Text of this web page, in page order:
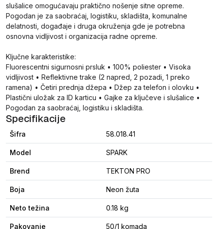
slušalice omogućavaju praktično nošenje sitne opreme.
Pogodan je za saobraćaj, logistiku, skladišta, komunalne
delatnosti, događaje i druga okruženja gde je potrebna
osnovna vidljivost i organizacija radne opreme.
Ključne karakteristike:
Fluorescentni sigurnosni prsluk • 100% poliester • Visoka
vidljivost • Reflektivne trake (2 napred, 2 pozadi, 1 preko
ramena) • Četiri prednja džepa • Džep za telefon i olovku •
Plastični uložak za ID karticu • Gajke za ključeve i slušalice •
Pogodan za saobraćaj, logistiku i skladišta.
Specifikacije
Šifra 58.018.41
Model SPARK
Brend TEKTON PRO
Boja Neon žuta
Neto težina 0.18 kg
Pakovanje 50/1 komada